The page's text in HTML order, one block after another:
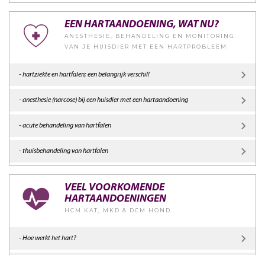
EEN HARTAANDOENING, WAT NU?
ANESTHESIE, BEHANDELING EN MONITORING
VAN JE HUISDIER MET EEN HARTPROBLEEM
- hartziekte en hartfalen; een belangrijk verschil!
- anesthesie (narcose) bij een huisdier met een hartaandoening
- acute behandeling van hartfalen
- thuisbehandeling van hartfalen
VEEL VOORKOMENDE
HARTAANDOENINGEN
HCM KAT, MKD & DCM HOND
- Hoe werkt het hart?